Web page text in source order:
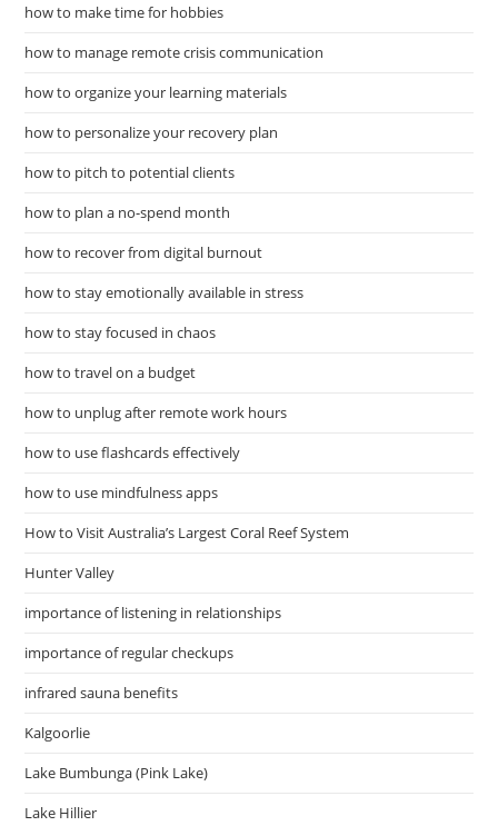
how to make time for hobbies
how to manage remote crisis communication
how to organize your learning materials
how to personalize your recovery plan
how to pitch to potential clients
how to plan a no-spend month
how to recover from digital burnout
how to stay emotionally available in stress
how to stay focused in chaos
how to travel on a budget
how to unplug after remote work hours
how to use flashcards effectively
how to use mindfulness apps
How to Visit Australia’s Largest Coral Reef System
Hunter Valley
importance of listening in relationships
importance of regular checkups
infrared sauna benefits
Kalgoorlie
Lake Bumbunga (Pink Lake)
Lake Hillier